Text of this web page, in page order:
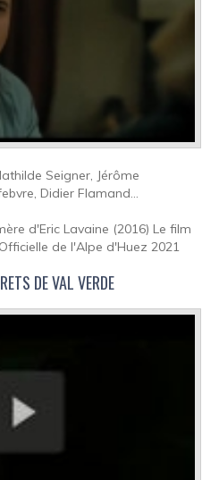
Seigner, Jérôme
Didier Flamand...
d'Eric Lavaine (2016) Le film
de l'Alpe d'Huez 2021
DE VAL VERDE